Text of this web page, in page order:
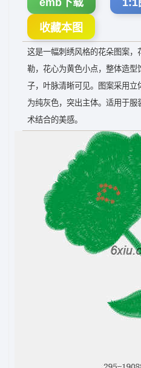
emb下载 1:1
收藏本图
这是一幅刺绣风格的花朵图案
勒，花心为黄色小点，整体造
子，叶脉清晰可见。图案采用
为纯灰色，突出主体。适用于
术结合的美感。